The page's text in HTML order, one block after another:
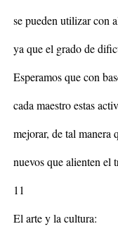
se pueden utilizar con
ya que el grado de
Esperamos que con
cada maestro estas
mejorar, de tal manera
nuevos que alienten
11
El arte y la cultura: